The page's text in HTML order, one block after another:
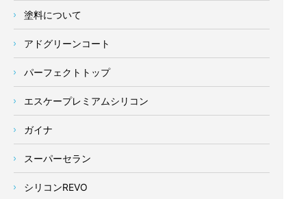
塗料について
アドグリーンコート
パーフェクトトップ
エスケープレミアムシリコン
ガイナ
スーパーセラン
シリコンREVO